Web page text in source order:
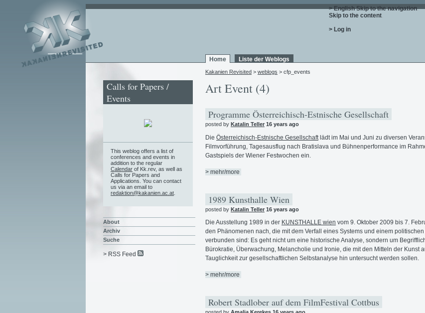
> English Skip to the navigation.
Skip to the content.
> Log in
Home Liste der Weblogs
Kakanien Revisited > weblogs > cfp_events
Art Event (4)
Programme Österreichisch-Estnische Gesellschaft
posted by Katalin Teller 16 years ago
Die Österreichisch-Estnische Gesellschaft lädt im Mai und Juni zu diversen
Filmvorführung, Tagesausflug nach Bratislava und Bühnenperformance im
Gastspiels der Wiener Festwochen ein.
> mehr/more
1989 Kunsthalle Wien
posted by Katalin Teller 16 years ago
Die Ausstellung 1989 in der KUNSTHALLE wien vom 9. Oktober 2009 bis 7.
den Phänomenen nach, die mit dem Verfall eines Systems und einem
verbunden sind: Es geht nicht um eine historische Analyse, sondern um
Bürokratie, Überwachung, Melancholie und Ironie, die mit den Mitteln der Kunst
Tauglichkeit zur gesellschaftlichen Selbstanalyse hin untersucht werden sollen.
> mehr/more
Robert Stadlober auf dem FilmFestival Cottbus
Calls for Papers /
Events
This weblog offers a list of
conferences and events in
addition to the regular
Calendar of Kk.rev, as well as
Calls for Papers and
Applications. You can contact
us via an email to
redaktion@kakanien.ac.at
About
Archiv
Suche
> RSS Feed